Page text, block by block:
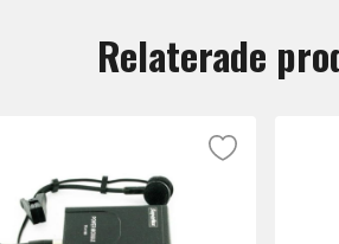
riktad exakt mot munnen.
torkas av med en enkel
i miljöer där flera personer
Relaterade